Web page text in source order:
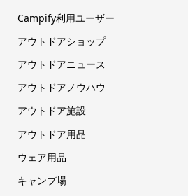
Campify利用ユーザー
アウトドアショップ
アウトドアニュース
アウトドアノウハウ
アウトドア施設
アウトドア用品
ウェア用品
キャンプ場